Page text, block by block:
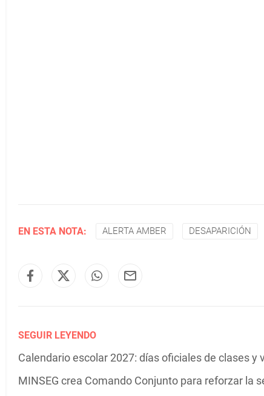
EN ESTA NOTA: ALERTA AMBER DESAPARICIÓN
SEGUIR LEYENDO
Calendario escolar 2027: días oficiales de clases y
MINSEG crea Comando Conjunto para reforzar la